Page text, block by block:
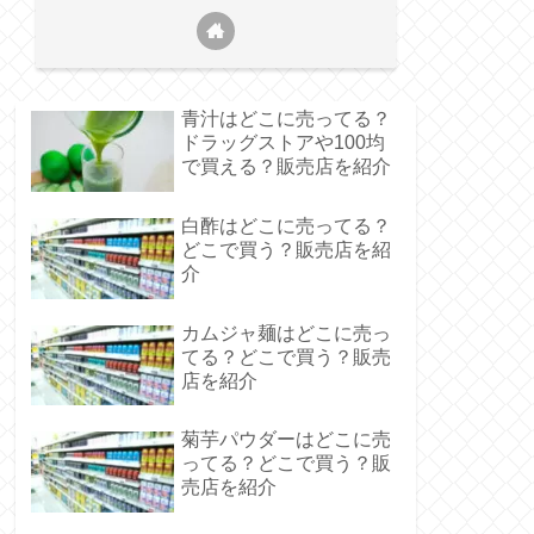
青汁はどこに売ってる？
ドラッグストアや100均
で買える？販売店を紹介
白酢はどこに売ってる？
どこで買う？販売店を紹
介
カムジャ麺はどこに売っ
てる？どこで買う？販売
店を紹介
菊芋パウダーはどこに売
ってる？どこで買う？販
売店を紹介